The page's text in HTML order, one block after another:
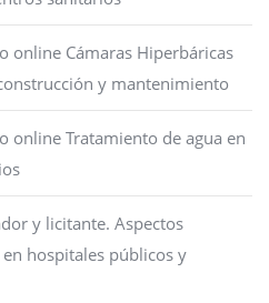
online Cámaras Hiperbáricas
y mantenimiento
online Tratamiento de agua en
y licitante. Aspectos
hospitales públicos y